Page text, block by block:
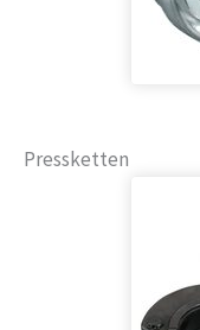
Pressketten